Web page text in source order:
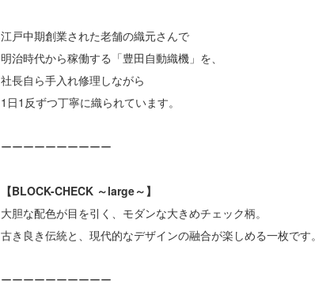
江戸中期創業された老舗の織元さんで
明治時代から稼働する「豊田自動織機」を、
社長自ら手入れ修理しながら
1日1反ずつ丁寧に織られています。
ーーーーーーーーーー
【BLOCK-CHECK ～large～】
大胆な配色が目を引く、モダンな大きめチェック柄。
古き良き伝統と、現代的なデザインの融合が楽しめる一枚です。
ーーーーーーーーーー